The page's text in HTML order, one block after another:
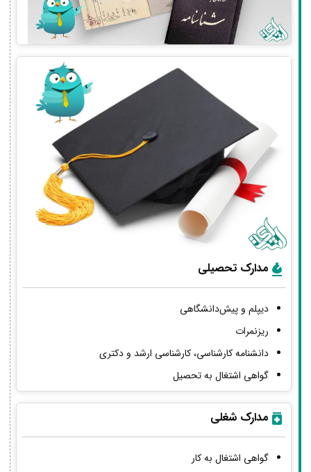
مدارک تحصیلی
دیپلم و پیش‌دانشگاهی
ریزنمرات
دانشنامه کارشناسی، کارشناسی ارشد و دکتری
گواهی اشتغال به تحصیل
مدارک شغلی
گواهی اشتغال به کار